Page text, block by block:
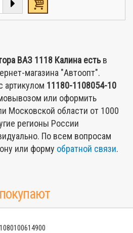
ВАЗ 1118 Калина естьв
магазина "Автоопт".
артикулом 11180-1108054-10
или оформить
Московской области от 1000
регионы России
По всем вопросам
или форму обратной связи.